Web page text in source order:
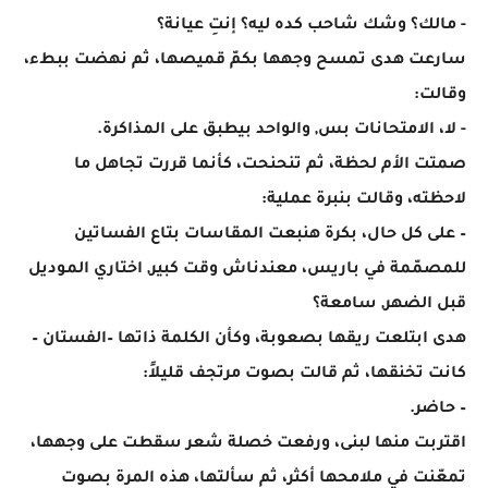
- مالك؟ وشك شاحب كده ليه؟ إنتِ عيانة؟
سارعت هدى تمسح وجهها بكمّ قميصها، ثم نهضت ببطء،
وقالت:
- لا، الامتحانات بس, والواحد بيطبق على المذاكرة.
صمتت الأم لحظة، ثم تنحنحت، كأنما قررت تجاهل ما
لاحظته، وقالت بنبرة عملية:
– على كل حال، بكرة هنبعت المقاسات بتاع الفساتين
للمصمّمة في باريس، معندناش وقت كبير, اختاري الموديل
قبل الضهر, سامعة؟
هدى ابتلعت ريقها بصعوبة، وكأن الكلمة ذاتها –الفستان –
كانت تخنقها، ثم قالت بصوت مرتجف قليلاً:
– حاضر.
اقتربت منها لبنى، ورفعت خصلة شعر سقطت على وجهها،
تمعّنت في ملامحها أكثر، ثم سألتها، هذه المرة بصوت